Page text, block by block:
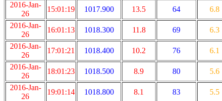
2016-Jan-
26
15:01:19 1017.900 13.5 64
6.8
2016-Jan-
26
16:01:13 1018.300 11.8 69
6.3
2016-Jan-
26
17:01:21 1018.400 10.2 76
6.1
2016-Jan-
26
18:01:23 1018.500 8.9 80
5.6
2016-Jan-
26
19:01:14 1018.800 8.1 83
5.5